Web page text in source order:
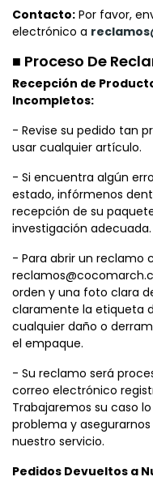
Contacto: Por favor,
electrónico a
■ Proceso De
Recepción de
Incompletos:
- Revise su pedido tan
usar cualquier artículo.
- Si encuentra algún
estado, infórmenos
recepción de su
investigación adecuada.
- Para abrir un reclamo
orden y una foto clara
claramente la etiqueta
cualquier daño o
el empaque.
- Su reclamo será
correo electrónico
Trabajaremos su caso
problema y
nuestro servicio.
Pedidos Devueltos a